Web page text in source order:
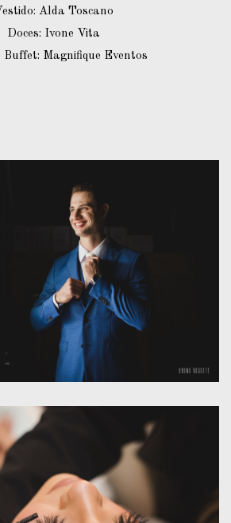
Alda Toscano
Doces: Ivone Vita
Buffet: Magnifique Eventos